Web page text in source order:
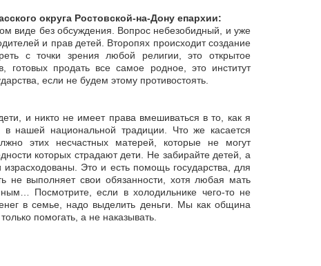
округа Ростовской-на-Дону епархии:
виде без обсуждения. Вопрос небезобидный, и уже
и прав детей. Второпях происходит создание
с точки зрения любой религии, это открытое
готовых продать все самое родное, это институт
если не будем этому противостоять.
и никто не имеет права вмешиваться в то, как я
нашей национальной традиции. Что же касается
этих несчастных матерей, которые не могут
которых страдают дети. Не забирайте детей, а
Это и есть помощь государства, для
не выполняет свои обязанности, хотя любая мать
Посмотрите, если в холодильнике чего-то не
в семье, надо выделить деньги. Мы как община
помогать, а не наказывать.